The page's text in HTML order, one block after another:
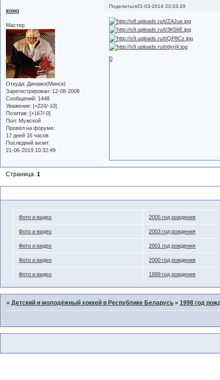
Поделиться31-03-2014 23:03:29
коно
Мастер
Откуда: Динамо(Минск)
Зарегистрирован: 12-08-2008
Сообщений: 1448
Уважение: [+224/-10]
Позитив: [+167/-0]
Пол: Мужской
Провел на форуме:
17 дней 16 часов
Последний визит:
21-06-2019 10:32:49
0
Страница:1
Фото и видео 2005 год рождения
Фото и видео 2003 год рождения
Фото и видео 2001 год рождения
Фото и видео 2000 год рождения
Фото и видео 1999 год рождения
»Детский и молодёжный хоккей в Республике Беларусь »1998 год